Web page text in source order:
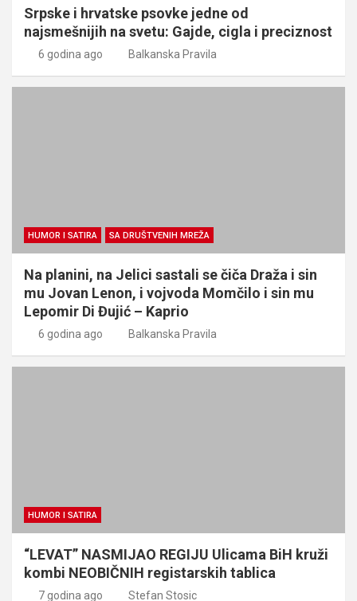
Srpske i hrvatske psovke jedne od
najsmešnijih na svetu: Gajde, cigla i preciznost
6 godina ago Balkanska Pravila
HUMOR I SATIRA SA DRUŠTVENIH MREŽA
Na planini, na Jelici sastali se čiča Draža i sin
mu Jovan Lenon, i vojvoda Momčilo i sin mu
Lepomir Di Đujić – Kaprio
6 godina ago Balkanska Pravila
HUMOR I SATIRA
“LEVAT” NASMIJAO REGIJU Ulicama BiH kruži
kombi NEOBIČNIH registarskih tablica
7 godina ago Stefan Stosic